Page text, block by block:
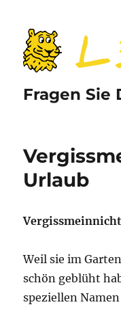
Fragen Sie
Urlaub
Vergissmeinnicht
Weil sie im
schön geblüht
speziellen